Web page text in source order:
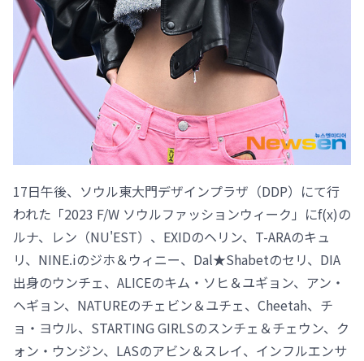
17日午後、ソウル東大門デザインプラザ（DDP）にて行
われた「2023 F/W ソウルファッションウィーク」にf(x)の
ルナ、レン（NU'EST）、EXIDのヘリン、T-ARAのキュ
リ、NINE.iのジホ＆ウィニー、Dal★Shabetのセリ、DIA
出身のウンチェ、ALICEのキム・ソヒ＆ユギョン、アン・
ヘギョン、NATUREのチェビン＆ユチェ、Cheetah、チ
ョ・ヨウル、STARTING GIRLSのスンチェ＆チェウン、ク
ォン・ウンジン、LASのアビン＆スレイ、インフルエンサ